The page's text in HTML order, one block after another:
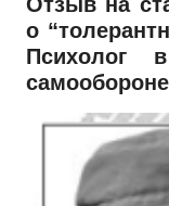
о
Психолог